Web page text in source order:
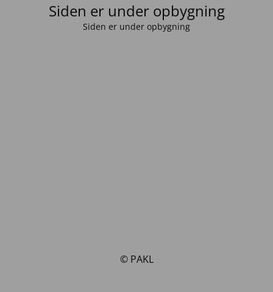
Siden er under opbygning
Siden er under opbygning
© PAKL